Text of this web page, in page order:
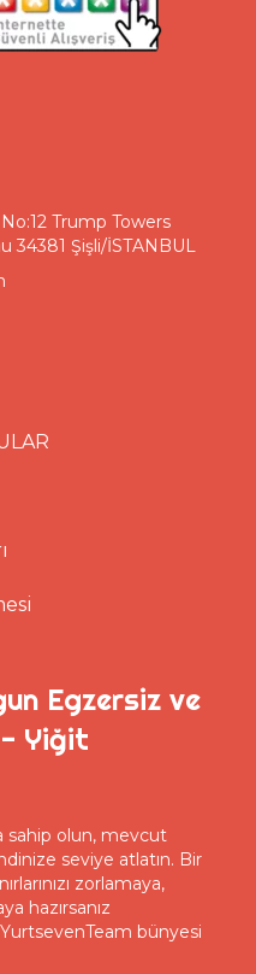
Trump Towers
34381 Şişli/İSTANBUL
Egzersiz ve
- Yiğit
sahip olun, mevcut
seviye atlatın. Bir
zorlamaya,
hazırsanız
bünyesi